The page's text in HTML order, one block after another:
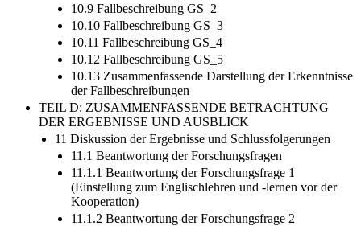
10.9 Fallbeschreibung GS_2
10.10 Fallbeschreibung GS_3
10.11 Fallbeschreibung GS_4
10.12 Fallbeschreibung GS_5
10.13 Zusammenfassende Darstellung der Erkenntnisse
der Fallbeschreibungen
TEIL D: ZUSAMMENFASSENDE BETRACHTUNG
DER ERGEBNISSE UND AUSBLICK
11 Diskussion der Ergebnisse und Schlussfolgerungen
11.1 Beantwortung der Forschungsfragen
11.1.1 Beantwortung der Forschungsfrage 1
(Einstellung zum Englischlehren und -lernen vor der
Kooperation)
11.1.2 Beantwortung der Forschungsfrage 2